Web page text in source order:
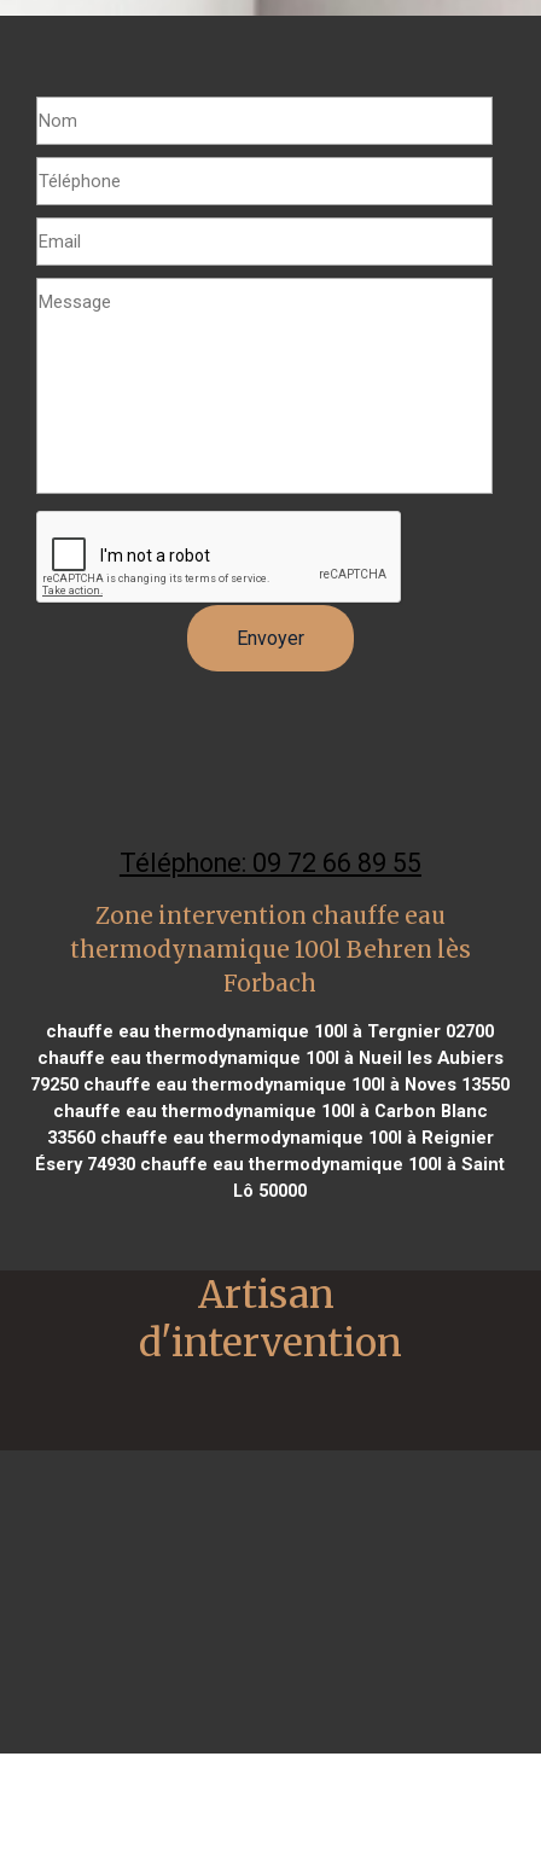
Téléphone: 09 72 66 89 55
Zone intervention chauffe eau
thermodynamique 100l Behren lès
Forbach
chauffe eau thermodynamique 100l à Tergnier 02700
chauffe eau thermodynamique 100l à Nueil les Aubiers
79250 chauffe eau thermodynamique 100l à Noves 13550
chauffe eau thermodynamique 100l à Carbon Blanc
33560chauffe eau thermodynamique 100l à Reignier
Ésery 74930 chauffe eau thermodynamique 100l à Saint
Lô 50000
Artisan
d'intervention